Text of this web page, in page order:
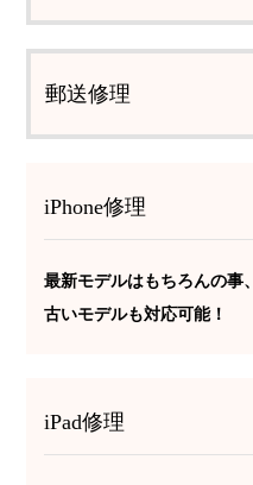
郵送修理
iPhone修理
最新モデルはもちろんの事、
古いモデルも対応可能！
iPad修理